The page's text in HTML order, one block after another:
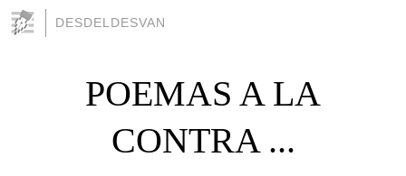
DESDELDESVAN
POEMAS A LA
CONTRA ...